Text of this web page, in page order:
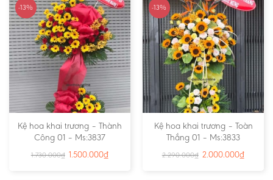
-13%
Kệ hoa khai trương – Thành
Công 01 – Ms:3837
1.730.000₫ 1.500.000₫
-13%
Kệ hoa khai trương – Toàn
Thắng 01 – Ms:3833
2.290.000₫ 2.000.000₫